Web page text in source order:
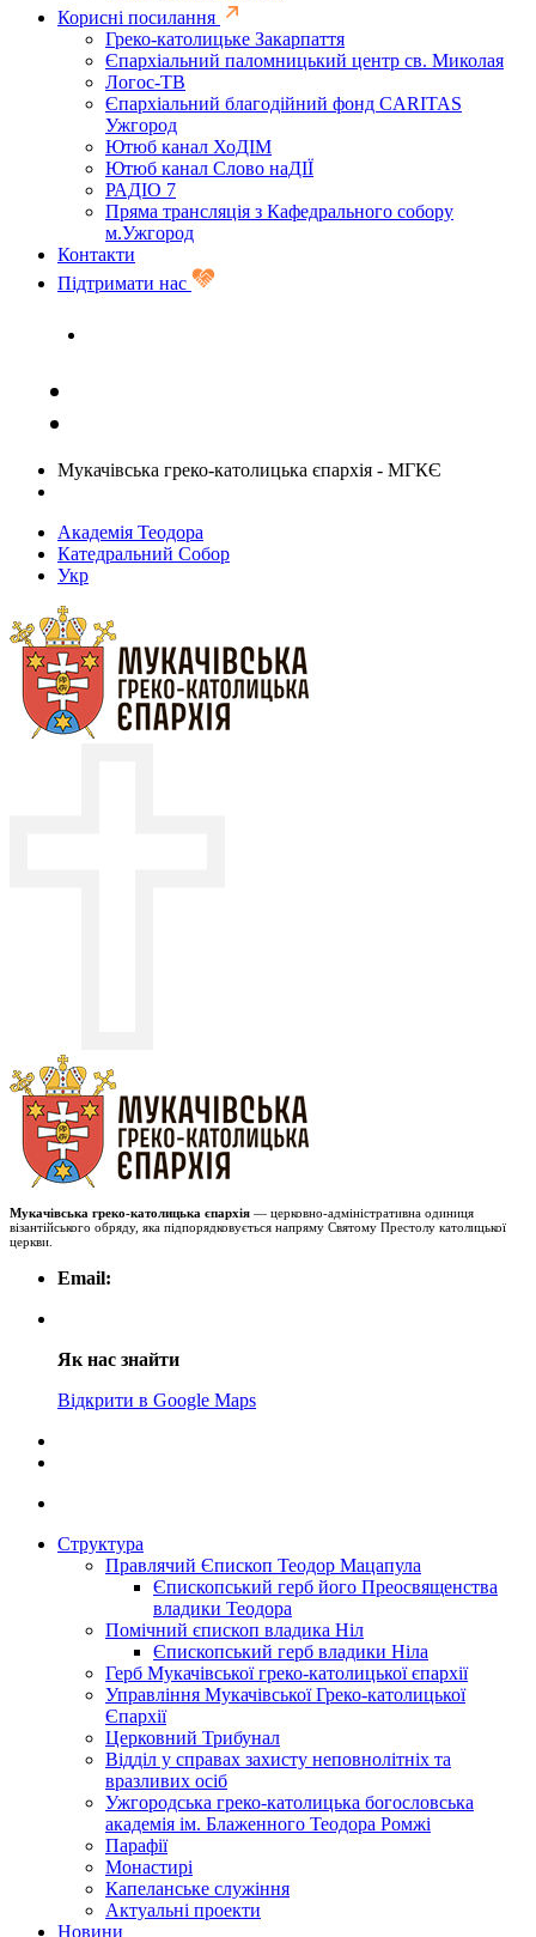
Корисні посилання
Греко-католицьке Закарпаття
Єпархіальний паломницький центр св. Миколая
Логос-ТВ
Єпархіальний благодійний фонд CARITAS
Ужгород
Ютюб канал ХоДІМ
Ютюб канал Слово наДІЇ
РАДІО 7
Пряма трансляція з Кафедрального собору
м.Ужгород
Контакти
Підтримати нас
Мукачівська греко-католицька єпархія - МГКЄ
Академія Теодора
Катедральний Собор
Укр
Мукачівська греко-католицька єпархія — церковно-адміністративна одиниця
візантійського обряду, яка підпорядковується напряму Святому Престолу католицької
церкви.
Email:
Як нас знайти
Відкрити в Google Maps
Структура
Правлячий Єпископ Теодор Мацапула
Єпископський герб його Преосвященства
владики Теодора
Помічний єпископ владика Ніл
Єпископський герб владики Ніла
Герб Мукачівської греко-католицької єпархії
Управління Мукачівської Греко-католицької
Єпархії
Церковний Трибунал
Відділ у справах захисту неповнолітніх та
вразливих осіб
Ужгородська греко-католицька богословська
академія ім. Блаженного Теодора Ромжі
Парафії
Монастирі
Капеланське служіння
Актуальні проекти
Новини